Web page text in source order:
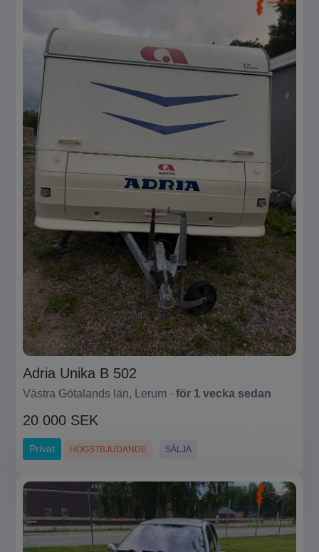
Adria Unika B 502
Västra Götalands län, Lerum · för 1 vecka sedan
20 000 SEK
Privat HÖGSTBJUDANDE SÄLJA